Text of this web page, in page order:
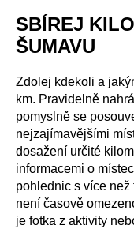
SBÍREJ
ŠUMAVU
Zdolej kdekoli a
km. Pravidelně
pomyslně se
nejzajímavějšími
dosažení určité
informacemi o
pohlednic s více
není časově
je fotka z aktivity